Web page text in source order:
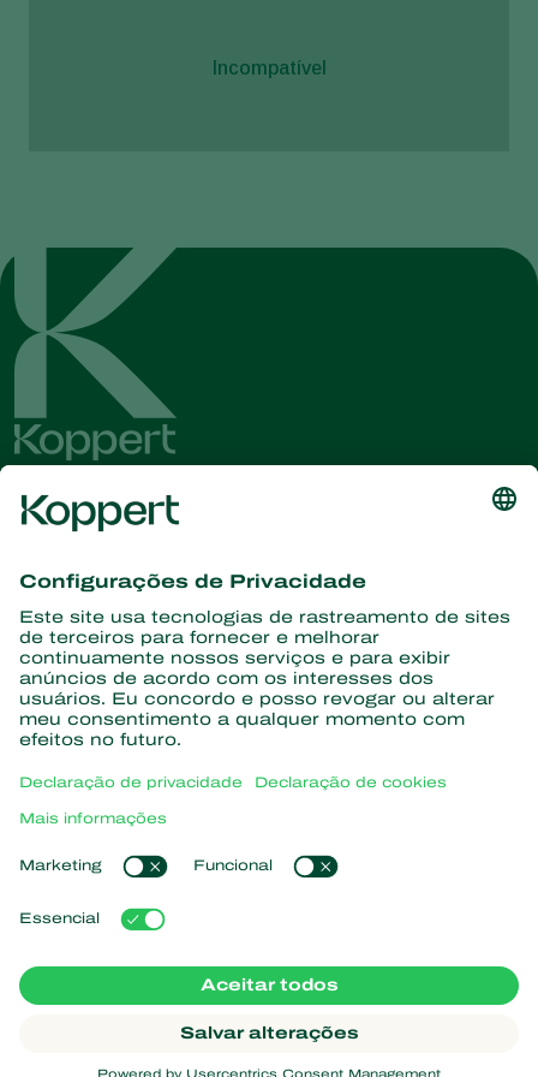
Incompatível
informações
Assine aqui
Parceiros com a natureza
Vespas Parasitoides
Nematoides benéficos
Microorganismos benéficos
Proteção de culturas
Sobre a Koppert
Centro de informações
Trabalhe na Koppert
Links de Interesse
Natutec
Gazebo
Koppert Global
Gerir cookies
Declaração de cookies